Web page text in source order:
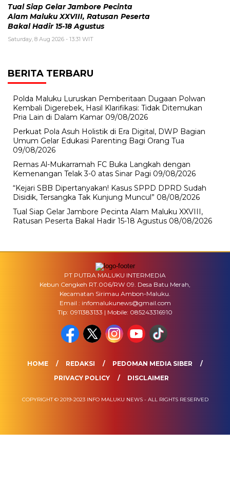
Tual Siap Gelar Jambore Pecinta
Alam Maluku XXVIII, Ratusan Peserta
Bakal Hadir 15-18 Agustus
Saturday, 8 Aug 2026 - 13:31 WIT
BERITA TERBARU
Polda Maluku Luruskan Pemberitaan Dugaan Polwan
Kembali Digerebek, Hasil Klarifikasi: Tidak Ditemukan
Pria Lain di Dalam Kamar 09/08/2026
Perkuat Pola Asuh Holistik di Era Digital, DWP Bagian
Umum Gelar Edukasi Parenting Bagi Orang Tua
09/08/2026
Remas Al-Mukarramah FC Buka Langkah dengan
Kemenangan Telak 3-0 atas Sinar Pagi 09/08/2026
“Kejari SBB Dipertanyakan! Kasus SPPD DPRD Sudah
Disidik, Tersangka Tak Kunjung Muncul” 08/08/2026
Tual Siap Gelar Jambore Pecinta Alam Maluku XXVIII,
Ratusan Peserta Bakal Hadir 15-18 Agustus 08/08/2026
PT PUTRA MALUKU INTERMEDIA
Kebun Cengkeh RT.006/RW 09. Desa Batu Merah,
Kecamatan Sirimau Ambon-Maluku.
Email : infomalukunews@gmail.com
Tlp: 0911383133 | Mobile: 085243316910
HOME REDAKSI
PEDOMAN MEDIA SIBER
PRIVACY POLICY
DISCLAIMER
COPYRIGHT © 2019-2023 INFO MALUKU NEWS - ALL RIGHTS RESERVED